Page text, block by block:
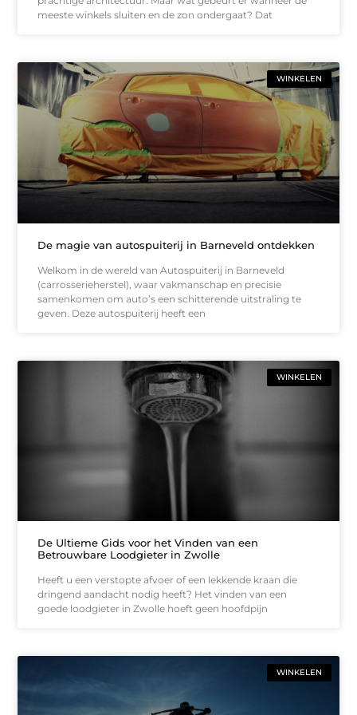
meeste winkels sluiten en de zon ondergaat? Dat
WINKELEN
De magie van autospuiterij in Barneveld ontdekken
Welkom in de wereld van Autospuiterij in Barneveld
(carrosserieherstel), waar vakmanschap en precisie
samenkomen om auto’s een schitterende uitstraling te
geven. Deze autospuiterij heeft een
WINKELEN
De Ultieme Gids voor het Vinden van een
Betrouwbare Loodgieter in Zwolle
Heeft u een verstopte afvoer of een lekkende kraan die
dringend aandacht nodig heeft? Het vinden van een
goede loodgieter in Zwolle hoeft geen hoofdpijn
WINKELEN